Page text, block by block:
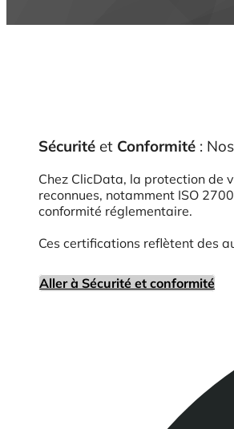
Sécurité et Conformité :
Chez ClicData, la protection de
reconnues, notamment ISO
conformité réglementaire.
Ces certifications reflètent des
Aller à Sécurité et conformité